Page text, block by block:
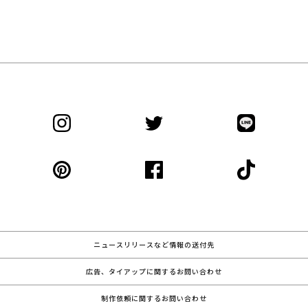
ニュースリリースなど情報の送付先
広告、タイアップに関するお問い合わせ
制作依頼に関するお問い合わせ